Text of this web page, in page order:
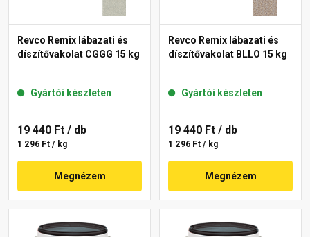
Revco Remix lábazati és
díszítővakolat CGGG 15 kg
Gyártói készleten
19 440 Ft / db
1 296 Ft / kg
Megnézem
Revco Remix lábazati és
díszítővakolat BLLO 15 kg
Gyártói készleten
19 440 Ft / db
1 296 Ft / kg
Megnézem